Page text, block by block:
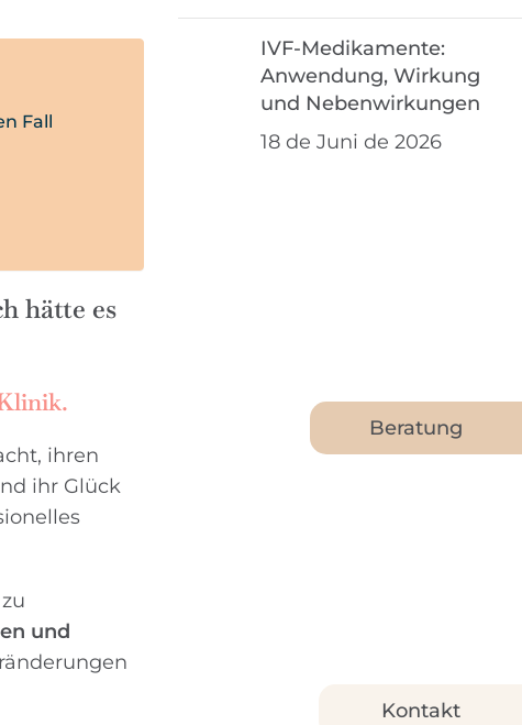
Fall
hätte es
ihren
ihr Glück
und
IVF-Medikamente:
Anwendung, Wirkung
und Nebenwirkungen
18 de Juni de 2026
Beratung
Kontakt